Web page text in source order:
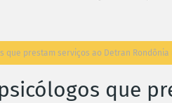
que prestam serviços ao Detran
psicólogos que